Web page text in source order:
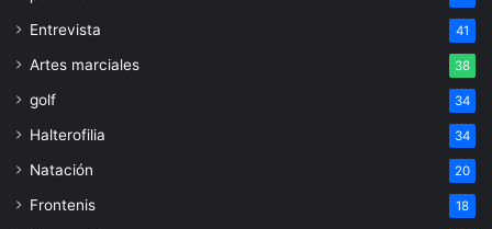
Entrevista 41
Artes marciales 38
golf 34
Halterofilia 34
Natación 20
Frontenis 18